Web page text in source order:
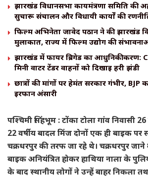
झारखंड विधानसभा कार्यमंत्रणा समिति की
सुचारू संचालन और विधायी कार्यों की
फिल्म अभिनेता जावेद पठान ने की झारखंड
मुलाकात, राज्य में फिल्म उद्योग की
झारखंड में फायर ब्रिगेड का आधुनिकीकरण:
मिनी वाटर टेंडर वाहनों को दिखाई हरी झंडी
छात्रों की मांगों पर हेमंत सरकार गंभीर, BJP
इरफान अंसारी
पश्चिमी सिंहभूम : टोंका टोला गांव निवासी
22 वर्षीय बादल मिंज दोनों एक ही बाइक पर
चक्रधरपुर की तरफ जा रहे थे। चक्रधरपुर
बाइक अनियंत्रित होकर हाथिया नाला के
के बाद स्थानीय लोगों ने उन्हें बाहर निकला